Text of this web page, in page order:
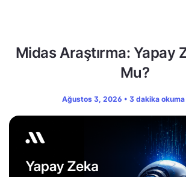
Midas Araştırma: Yapay
Mu?
Ağustos 3, 2026 • 3 dakika